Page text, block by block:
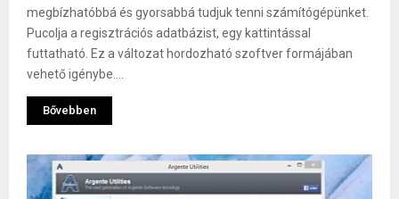
megbízhatóbbá és gyorsabbá tudjuk tenni számítógépünket.
Pucolja a regisztrációs adatbázist, egy kattintással
futtatható. Ez a változat hordozható szoftver formájában
vehető igénybe....
Bővebben